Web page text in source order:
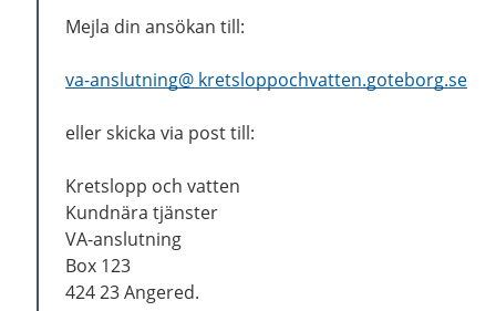
Mejla din ansökan till:
va-anslutning@ kretsloppochvatten.goteborg.se
eller skicka via post till:
Kretslopp och vatten
Kundnära tjänster
VA-anslutning
Box 123
424 23 Angered.